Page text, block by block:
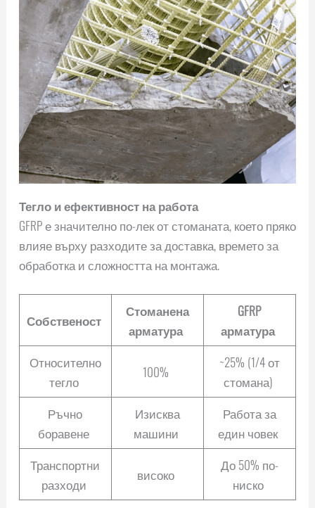
Тегло и ефективност на работа
GFRP е значително по-лек от стоманата, което пряко
влияе върху разходите за доставка, времето за
обработка и сложността на монтажа.
Собственост
Стоманена
арматура
GFRP
арматура
Относително
тегло
100%
~25% (1/4 от
стомана)
Ръчно
боравене
Изисква
машини
Работа за
един човек
Транспортни
разходи
високо
До 50% по-
ниско